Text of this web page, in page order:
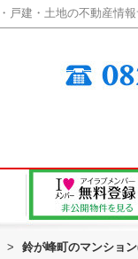
戸建・土地の不動産情
> 鈴が峰町のマンショ